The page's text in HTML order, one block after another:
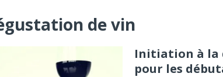
de vin
Initiation à la
pour les